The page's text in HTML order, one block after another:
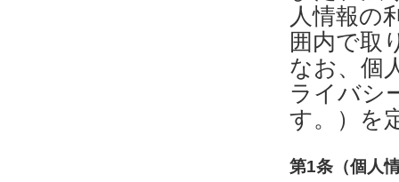
人情報の
囲内で取
なお、個
ライバシ
す。）を
第1条（個人